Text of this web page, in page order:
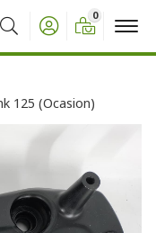
Buscar
0
125 (Ocasion)